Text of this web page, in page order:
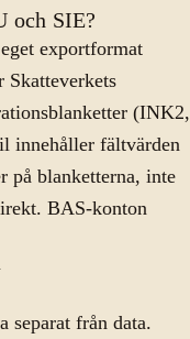
och SIE?
exportformat
Skatteverkets
(INK2,
innehåller fältvärden
på blanketterna, inte
BAS-konton
separat från data.